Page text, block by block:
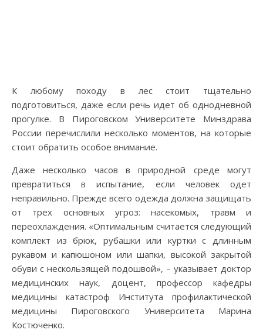
К любому походу в лес стоит тщательно
подготовиться, даже если речь идет об однодневной
прогулке. В Пироговском Университете Минздрава
России перечислили несколько моментов, на которые
стоит обратить особое внимание.
Даже несколько часов в природной среде могут
превратиться в испытание, если человек одет
неправильно. Прежде всего одежда должна защищать
от трех основных угроз: насекомых, травм и
переохлаждения. «Оптимальным считается следующий
комплект из брюк, рубашки или куртки с длинным
рукавом и капюшоном или шапки, высокой закрытой
обуви с нескользящей подошвой», – указывает доктор
медицинских наук, доцент, профессор кафедры
медицины катастроф Института профилактической
медицины Пироговского Университета Марина
Костюченко.